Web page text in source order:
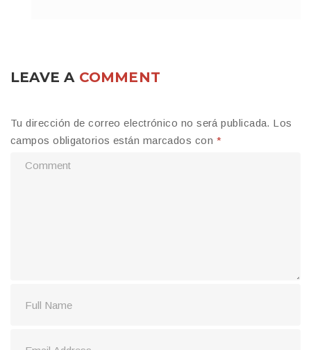
LEAVE A COMMENT
Tu dirección de correo electrónico no será publicada. Los
campos obligatorios están marcados con *